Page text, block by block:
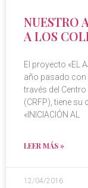
NUESTRO
A LOS
El proyecto «EL
año pasado
través del
(CRFP), tiene
«INICIACIÓN AL
LEER MÁS »
12/04/2016